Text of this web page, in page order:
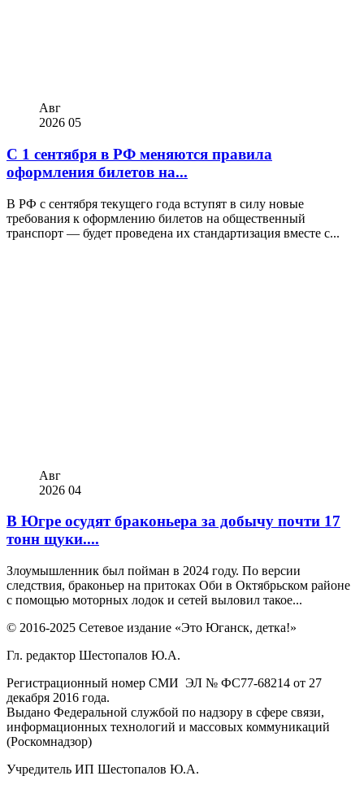
Авг
2026 05
С 1 сентября в РФ меняются правила
оформления билетов на...
В РФ с сентября текущего года вступят в силу новые
требования к оформлению билетов на общественный
транспорт — будет проведена их стандартизация вместе с...
Авг
2026 04
В Югре осудят браконьера за добычу почти 17
тонн щуки....
Злоумышленник был пойман в 2024 году. По версии
следствия, браконьер на притоках Оби в Октябрьском районе
с помощью моторных лодок и сетей выловил такое...
© 2016-2025 Сетевое издание «Это Юганск, детка!»
Гл. редактор Шестопалов Ю.А.
Регистрационный номер СМИ ЭЛ № ФС77-68214 от 27
декабря 2016 года.
Выдано Федеральной службой по надзору в сфере связи,
информационных технологий и массовых коммуникаций
(Роскомнадзор)
Учредитель ИП Шестопалов Ю.А.